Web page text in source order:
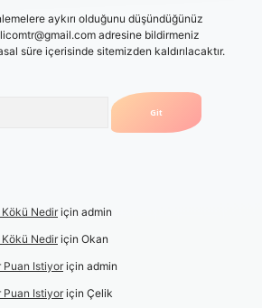
aykırı olduğunu düşündüğünüz
adresine bildirmeniz
süre içerisinde sitemizden kaldırılacaktır.
Nediriçin admin
Nediriçin Okan
Puan Istiyoriçin admin
Puan Istiyoriçin Çelik